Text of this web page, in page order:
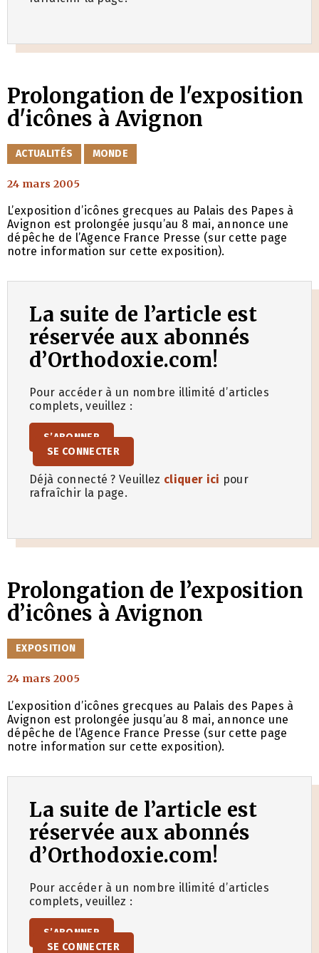
Prolongation de l'exposition
d'icônes à Avignon
CATÉGORIES
ACTUALITÉS MONDE
24 mars 2005
L’exposition d’icônes grecques au Palais des Papes à
Avignon est prolongée jusqu’au 8 mai, annonce une
dépêche de l’Agence France Presse (sur cette page
notre information sur cette exposition).
La suite de l’article est
réservée aux abonnés
d’Orthodoxie.com!
Pour accéder à un nombre illimité d’articles
complets, veuillez :
S’ABONNER
SE CONNECTER
Déjà connecté ? Veuillez cliquer ici pour
rafraîchir la page.
Prolongation de l’exposition
d’icônes à Avignon
CATÉGORIES
EXPOSITION
24 mars 2005
L’exposition d’icônes grecques au Palais des Papes à
Avignon est prolongée jusqu’au 8 mai, annonce une
dépêche de l’Agence France Presse (sur cette page
notre information sur cette exposition).
La suite de l’article est
réservée aux abonnés
d’Orthodoxie.com!
Pour accéder à un nombre illimité d’articles
complets, veuillez :
S’ABONNER
SE CONNECTER